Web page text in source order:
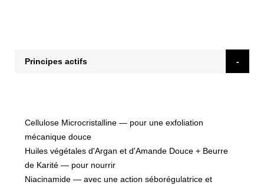
Principes actifs
Cellulose Microcristalline — pour une exfoliation
mécanique douce
Huiles végétales d'Argan et d'Amande Douce + Beurre
de Karité — pour nourrir
Niacinamide — avec une action séborégulatrice et